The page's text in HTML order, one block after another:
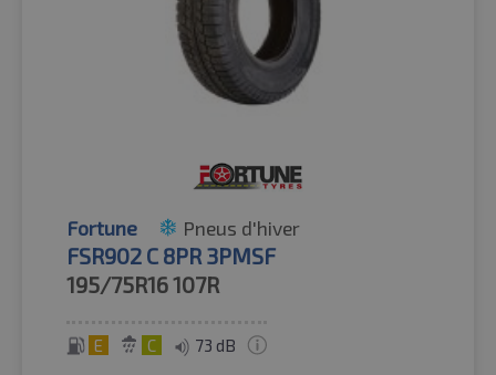
Fortune Pneus d'hiver
FSR902 C 8PR 3PMSF
195/75R16107R
E C 73 dB